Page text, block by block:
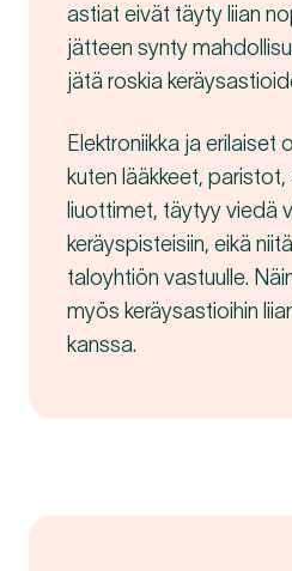
astiat eivät täyty liian
jätteen synty
jätä roskia
Elektroniikka ja erilaiset
kuten lääkkeet, paristot,
liuottimet, täytyy viedä
keräyspisteisiin, eikä
taloyhtiön vastuulle.
myös keräysastioihin
kanssa.